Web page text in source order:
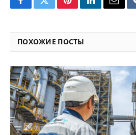
FacebookTwitterPinterestLinkedInEmail
ПОХОЖИЕ ПОСТЫ